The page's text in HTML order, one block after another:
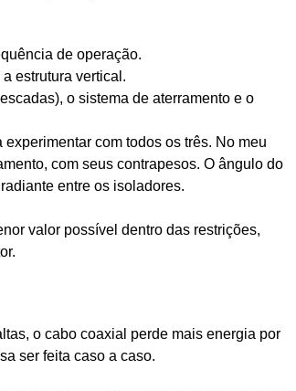
de operação.
estrutura vertical.
o sistema de aterramento e o
com todos os três. No meu
com seus contrapesos. O ângulo do
entre os isoladores.
valor possível dentro das restrições,
o cabo coaxial perde mais energia por
ser feita caso a caso.